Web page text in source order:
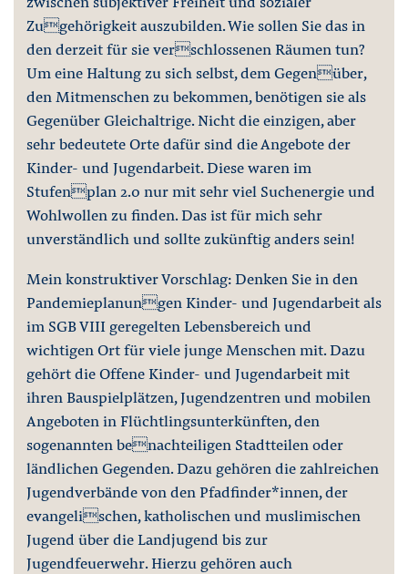
Zugehörigkeit auszubilden. Wie sollen Sie das in
den derzeit für sie verschlossenen Räumen tun?
Um eine Haltung zu sich selbst, dem Gegenüber,
den Mitmenschen zu bekommen, benötigen sie als
Gegenüber Gleichaltrige. Nicht die einzigen, aber
sehr bedeutete Orte dafür sind die Angebote der
Kinder- und Jugendarbeit. Diese waren im
Stufenplan 2.0 nur mit sehr viel Suchenergie und
Wohlwollen zu finden. Das ist für mich sehr
unverständlich und sollte zukünftig anders sein!
Mein konstruktiver Vorschlag: Denken Sie in den
Pandemieplanungen Kinder- und Jugendarbeit als
im SGB VIII geregelten Lebensbereich und
wichtigen Ort für viele junge Menschen mit. Dazu
gehört die Offene Kinder- und Jugendarbeit mit
ihren Bauspielplätzen, Jugendzentren und mobilen
Angeboten in Flüchtlingsunterkünften, den
sogenannten benachteiligen Stadtteilen oder
ländlichen Gegenden. Dazu gehören die zahlreichen
Jugendverbände von den Pfadfinder*innen, der
evangelischen, katholischen und muslimischen
Jugend über die Landjugend bis zur
Jugendfeuerwehr. Hierzu gehören auch